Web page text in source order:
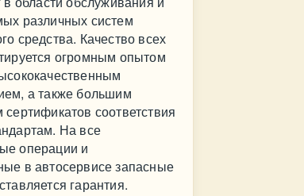
различных систем
средства. Качество всех
огромным опытом
а также большим
сертификатов соответствия
На все
операции и
в автосервисе запасные
гарантия.